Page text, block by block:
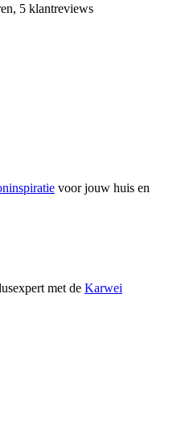
5 klantreviews
voor jouw huis en
met de Karwei